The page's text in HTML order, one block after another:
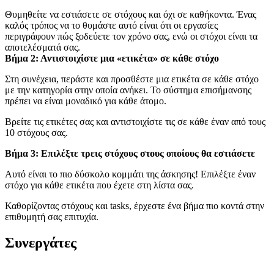
Θυμηθείτε να εστιάσετε σε στόχους και όχι σε καθήκοντα. Ένας
καλός τρόπος να το θυμάστε αυτό είναι ότι οι εργασίες
περιγράφουν πώς ξοδεύετε τον χρόνο σας, ενώ οι στόχοι είναι τα
αποτελέσματά σας.
Βήμα 2: Αντιστοιχίστε μια «ετικέτα» σε κάθε στόχο
Στη συνέχεια, περάστε και προσθέστε μια ετικέτα σε κάθε στόχο
με την κατηγορία στην οποία ανήκει. Το σύστημα επισήμανσης
πρέπει να είναι μοναδικό για κάθε άτομο.
Βρείτε τις ετικέτες σας και αντιστοιχίστε τις σε κάθε έναν από τους
10 στόχους σας.
Βήμα 3: Επιλέξτε τρεις στόχους στους οποίους θα εστιάσετε
Αυτό είναι το πιο δύσκολο κομμάτι της άσκησης! Επιλέξτε έναν
στόχο για κάθε ετικέτα που έχετε στη λίστα σας.
Καθορίζοντας στόχους και tasks, έρχεστε ένα βήμα πιο κοντά στην
επιθυμητή σας επιτυχία.
Συνεργάτες